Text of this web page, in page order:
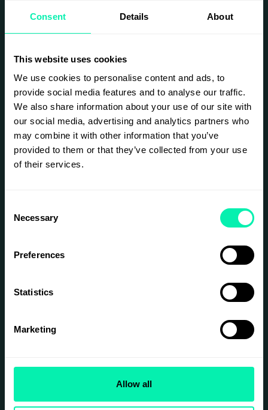
Consent Details About
This website uses cookies
We use cookies to personalise content and ads, to
provide social media features and to analyse our traffic.
We also share information about your use of our site with
our social media, advertising and analytics partners who
may combine it with other information that you’ve
provided to them or that they’ve collected from your use
of their services.
Selection
Necessary
Preferences
Statistics
Marketing
Allow all
risker som NCSC belyser med sin topp-10 lista?
• När risken blir verklighet: Är din organisation
genuint förberedd?
• Gömda AI-hot: Vi belyser riskerna med
Shadow AI och dolda API:er - hur får man
kontroll på det som inte syns?
faktiskt inträffar? Vi kommer att dela med oss
av våra gemensamma erfarenheter kring hur
nätverket och säkrar organisationens API-
ekosystem mot framtidens AI-drivna attacker.
Var: Elements Stockholm, Jakobsbergsgatan 24
Day:efter frukosten och diskussionerna